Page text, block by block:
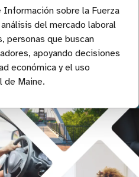
sobre la Fuerza
del mercado laboral
personas que buscan
apoyando decisiones
económica y el uso
de Maine.